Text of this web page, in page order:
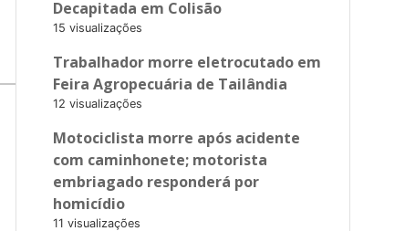
Decapitada em Colisão
15 visualizações
Trabalhador morre eletrocutado em
Feira Agropecuária de Tailândia
12 visualizações
Motociclista morre após acidente
com caminhonete; motorista
embriagado responderá por
homicídio
11 visualizações